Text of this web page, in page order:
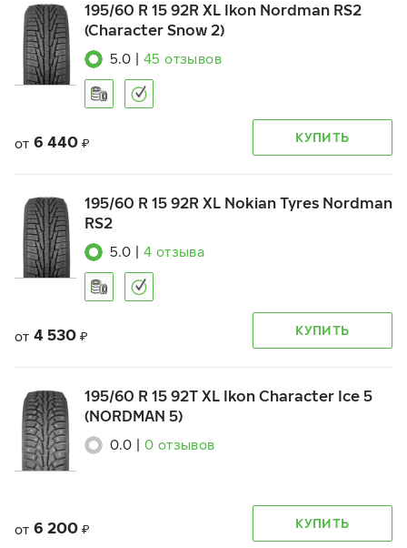
195/60 R 15 92R XL Ikon Nordman RS2
(Character Snow 2)
5.0 45 отзывов
от 6 440 ₽ КУПИТЬ
195/60 R 15 92R XL Nokian Tyres Nordman
RS2
5.0 4 отзыва
от 4 530 ₽ КУПИТЬ
195/60 R 15 92T XL Ikon Character Ice 5
(NORDMAN 5)
0.0 0 отзывов
от 6 200 ₽ КУПИТЬ